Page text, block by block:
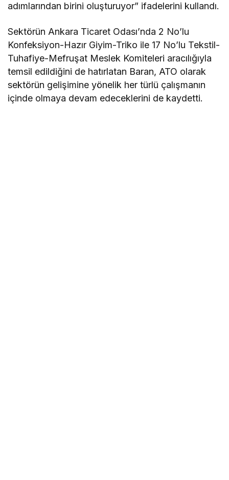
adımlarından birini oluşturuyor” ifadelerini kullandı.
Sektörün Ankara Ticaret Odası’nda 2 No’lu
Konfeksiyon-Hazır Giyim-Triko ile 17 No’lu Tekstil-
Tuhafiye-Mefruşat Meslek Komiteleri aracılığıyla
temsil edildiğini de hatırlatan Baran, ATO olarak
sektörün gelişimine yönelik her türlü çalışmanın
içinde olmaya devam edeceklerini de kaydetti.